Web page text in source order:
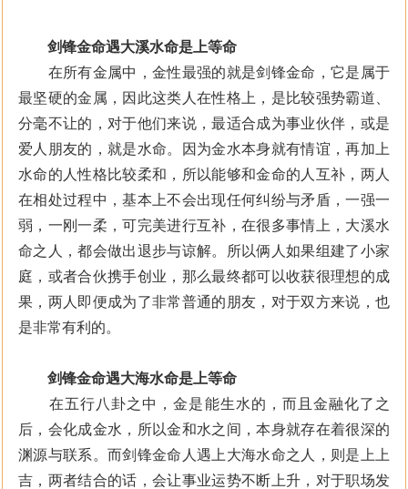
剑锋金命遇大溪水命是上等命
在所有金属中，金性最强的就是剑锋金命，它是属于
最坚硬的金属，因此这类人在性格上，是比较强势霸道、
分毫不让的，对于他们来说，最适合成为事业伙伴，或是
爱人朋友的，就是水命。因为金水本身就有情谊，再加上
水命的人性格比较柔和，所以能够和金命的人互补，两人
在相处过程中，基本上不会出现任何纠纷与矛盾，一强一
弱，一刚一柔，可完美进行互补，在很多事情上，大溪水
命之人，都会做出退步与谅解。所以俩人如果组建了小家
庭，或者合伙携手创业，那么最终都可以收获很理想的成
果，两人即便成为了非常普通的朋友，对于双方来说，也
是非常有利的。
剑锋金命遇大海水命是上等命
在五行八卦之中，金是能生水的，而且金融化了之
后，会化成金水，所以金和水之间，本身就存在着很深的
渊源与联系。而剑锋金命人遇上大海水命之人，则是上上
吉，两者结合的话，会让事业运势不断上升，对于职场发